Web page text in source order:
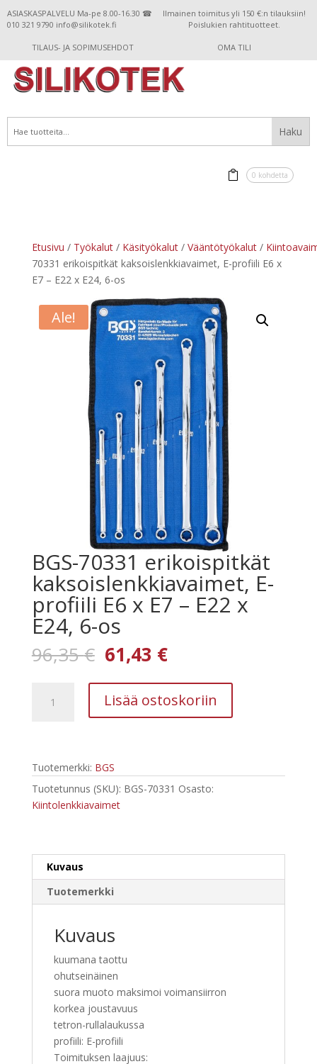
ASIASKASPALVELU Ma-pe 8.00-16.30 ☎
010 321 9790 info@silikotek.fi
Ilmainen toimitus yli 150 €:n tilauksiin!
Poislukien rahtituotteet.
TILAUS- JA SOPIMUSEHDOT OMA TILI
0 kohdetta
Etusivu / Työkalut/ Käsityökalut/ Vääntötyökalut/
70331 erikoispitkät kaksoislenkkiavaimet, E-profiili E6 x
E7 – E22 x E24, 6-os
Ale!
BGS-70331 erikoispitkät
kaksoislenkkiavaimet, E-
profiili E6 x E7 – E22 x
E24, 6-os
96,35€ Alkuperäinen
hinta
oli:
96,35 €.
61,43 €Nykyinen
hinta
on:
61,43 €.
70331
profiili
E6
x
E22
E24,
6-
määrä
Lisää ostoskoriin
Tuotemerkki: BGS
Tuotetunnus (SKU): BGS-70331 Osasto:
Kiintolenkkiavaimet
Kuvaus
Tuotemerkki
Kuvaus
kuumana taottu
ohutseinäinen
suora muoto maksimoi voimansiirron
korkea joustavuus
tetron-rullalaukussa
profiili: E-profiili
Toimituksen laajuus: